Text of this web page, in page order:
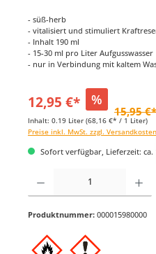
- süß-herb
- vitalisiert und stimuliert
- Inhalt 190 ml
- 15-30 ml pro Liter Aufgusswasser
- nur in Verbindung mit kaltem
12,95 €* %
15,95 €*
Inhalt: 0.19 Liter (68,16 €* / 1 Liter)
Preise inkl. MwSt. zzgl. Versandkosten
Sofort verfügbar, Lieferzeit: ca.
Produkt Anzahl: Gib den
Produktnummer: 000015980000